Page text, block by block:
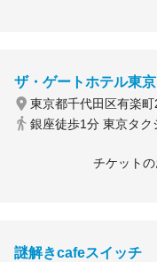
ザ・ゲートホテル東
東京都千代田区有楽
銀座徒歩1分 東京タク
チケット
謎解きcafeスイッチ